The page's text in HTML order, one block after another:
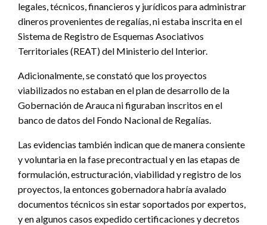
legales, técnicos, financieros y jurídicos para administrar
dineros provenientes de regalías, ni estaba inscrita en el
Sistema de Registro de Esquemas Asociativos
Territoriales (REAT) del Ministerio del Interior.
Adicionalmente, se constató que los proyectos
viabilizados no estaban en el plan de desarrollo de la
Gobernación de Arauca ni figuraban inscritos en el
banco de datos del Fondo Nacional de Regalías.
Las evidencias también indican que de manera consiente
y voluntaria en la fase precontractual y en las etapas de
formulación, estructuración, viabilidad y registro de los
proyectos, la entonces gobernadora habría avalado
documentos técnicos sin estar soportados por expertos,
y en algunos casos expedido certificaciones y decretos